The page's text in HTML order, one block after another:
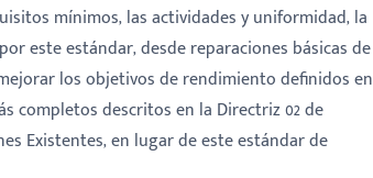
mínimos, las actividades y uniformidad, la
este estándar, desde reparaciones básicas de
los objetivos de rendimiento definidos en
completos descritos en la Directriz 02 de
Existentes, en lugar de este estándar de